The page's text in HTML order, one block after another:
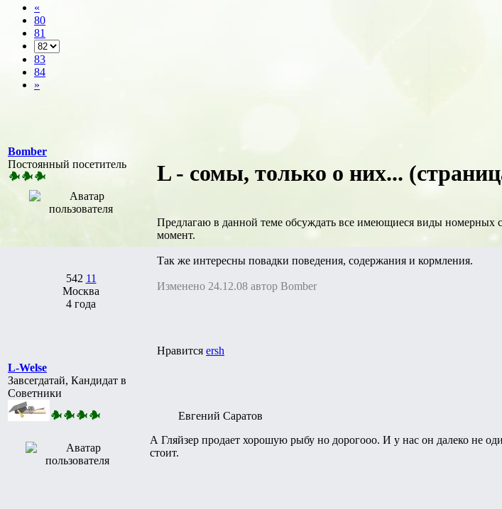
«
80
81
83
84
»
Bomber
Постоянный посетитель
542 11
Москва
4 года
L - сомы, только о них...
Предлагаю в данной теме обсуждать все имеющиеся виды номерных
момент.
Так же интересны повадки поведения, содержания и кормления.
Изменено 24.12.08 автор Bomber
Нравится ersh
L-Welse
Завсегдатай, Кандидат в
Советники
Евгений Саратов
А Гляйзер продает хорошую рыбу но дорогооо. И у нас он далеко не
стоит.